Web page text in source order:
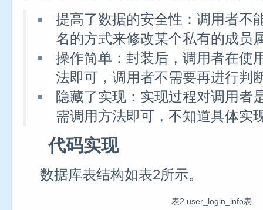
提高了数据的安全性：调用者不
名的方式来修改某个私有的成员
操作简单：封装后，调用者在使
法即可，调用者不需要再进行判
隐藏了实现：实现过程对调用者
需调用方法即可，不知道具体实
代码实现
数据库表结构如表2所示。
表2 user_login_info表